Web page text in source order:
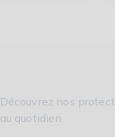
Découvrez nos
au quotidien.